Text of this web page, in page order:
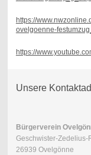
https://
ovelgoenne-
https://
Unsere
Bürgerverein
Geschwister-Zedelius-
26939 Ovelgönne